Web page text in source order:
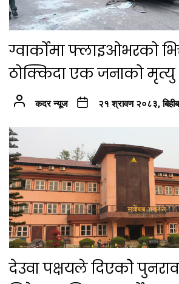
ग्वार्कोमा फ्लाइओभरको
ठोक्किदा एक जनाको मृत्यु
कदर न्यूज २१ श्रावण २०८३,
देउवा पक्षयले दिएकोे